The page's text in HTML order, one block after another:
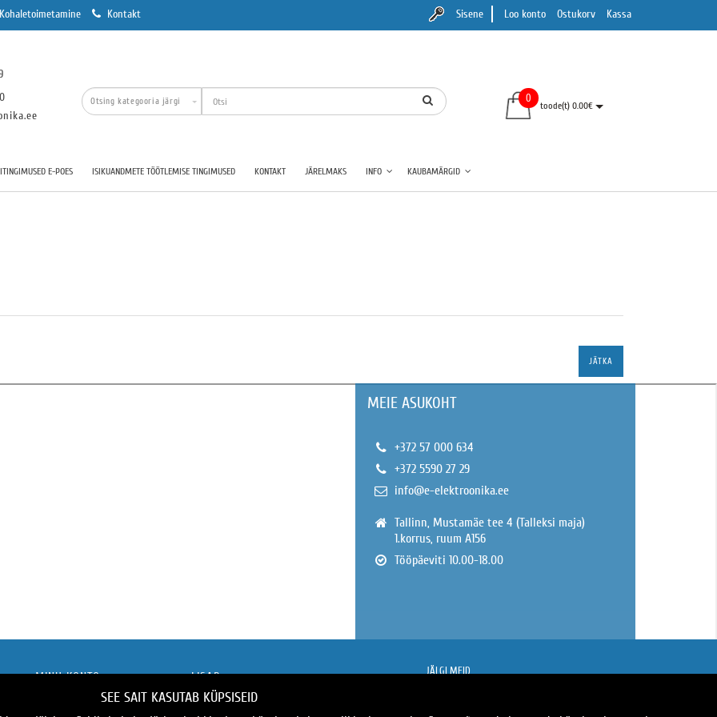
Kohaletoimetamine Kontakt Sisene Loo konto Ostukorv Kassa
0
toode(t) 0.00€
E-POES ISIKUANDMETE TÖÖTLEMISE TINGIMUSED KONTAKT JÄRELMAKS INFO KAUBAMÄRGID
JÄTKA
MEIE ASUKOHT
+372 57 000 634
+372 5590 27 29
info@e-elektroonika.ee
Tallinn, Mustamäe tee 4 (Talleksi maja)
1.korrus, ruum A156
Tööpäeviti 10.00-18.00
MINU KONTO LISAD JÄLGI MEID
SEE SAIT KASUTAB KÜPSISEID